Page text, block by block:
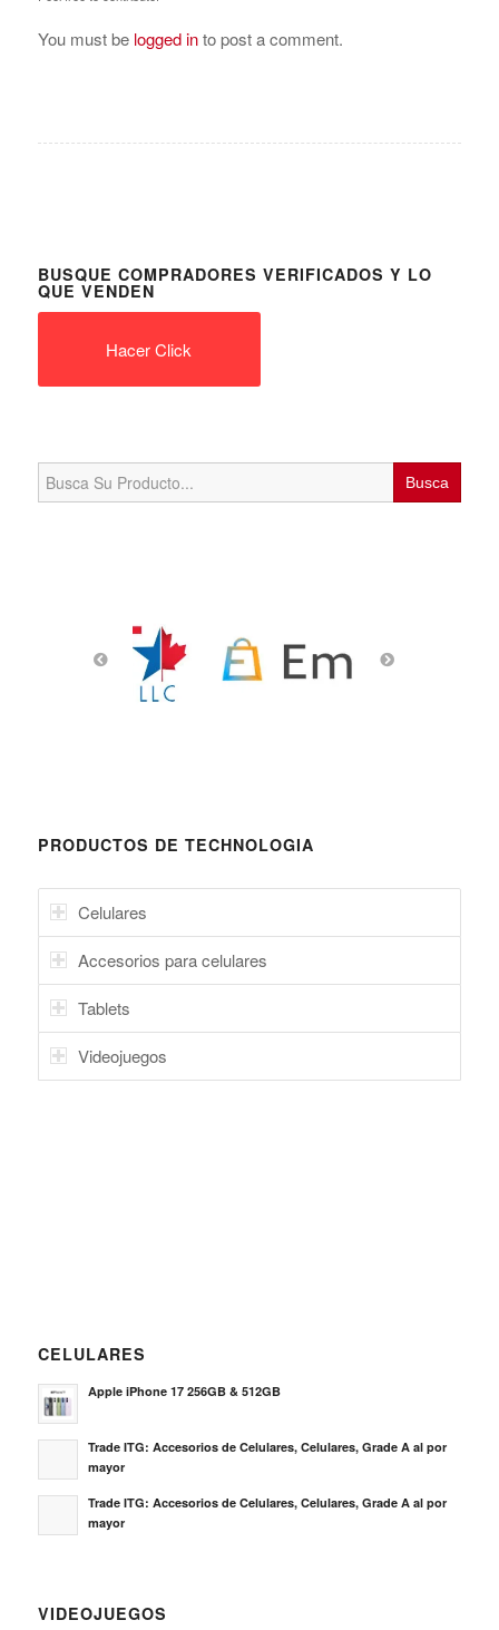
You must be logged into post a comment.
BUSQUE COMPRADORES VERIFICADOS Y LO
QUE VENDEN
Hacer Click
Search
for:
PRODUCTOS DE TECHNOLOGIA
Celulares
Accesorios para celulares
Tablets
Videojuegos
CELULARES
Apple iPhone 17 256GB & 512GB
Trade ITG: Accesorios de Celulares, Celulares, Grade A al por
mayor
Trade ITG: Accesorios de Celulares, Celulares, Grade A al por
mayor
VIDEOJUEGOS